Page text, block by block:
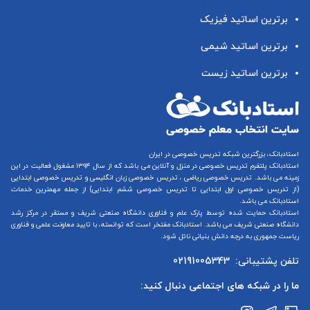
برترین اساتید فیزیک
برترین اساتید شیمی
برترین اساتید زیست
استادبانک، بزرگترین شبکه تدریس خصوصی در ایران
استادبانک پلتفرم تدریس خصوصی در منزل و آنلاین
می باشد که از سال ۱۳۹۴ مشغول فعالیت در این
زمینه می باشد. تدریس خصوصی ریاضی ، تدریس خصوصی زبان انگلیسیو تدریس خصوصی ابتدایی
(از تدریس خصوصی اول ابتدایی تا تدریس خصوصی ششم ابتدایی) از جمله مهمترین خدمات
استادبانک می باشد.
استادبانک حمایت شده توسط پارک علم و فناوری دانشگاه صنعتی شریف و مستقر در مرکز رشد
دانشگاه صنعتی شریف می باشد. استادبانک مفتخر است که توانسته، با تایید معاونت علمی و فناوری
ریاست جمهوری به درجه دانش بنیانی نائل شود.
تلفن پشتیبانی: 02191005343
ما را در شبکه های اجتماعی دنبال کنید: